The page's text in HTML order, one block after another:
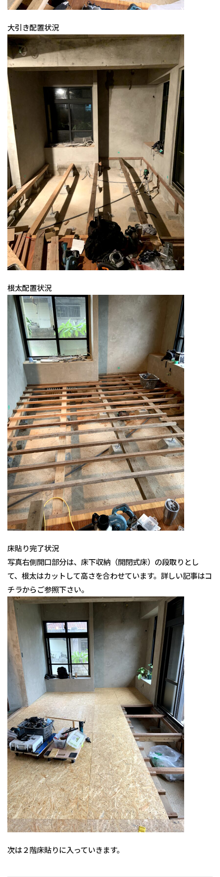
大引き配置状況
根太配置状況
床貼り完了状況
写真右側開口部分は、床下収納（開閉式床）の段取りとし
て、根太はカットして高さを合わせています。詳しい記事はコ
チラからご参照下さい。
次は２階床貼りに入っていきます。